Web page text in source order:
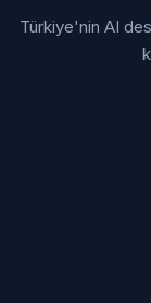
Türkiye'nin AI